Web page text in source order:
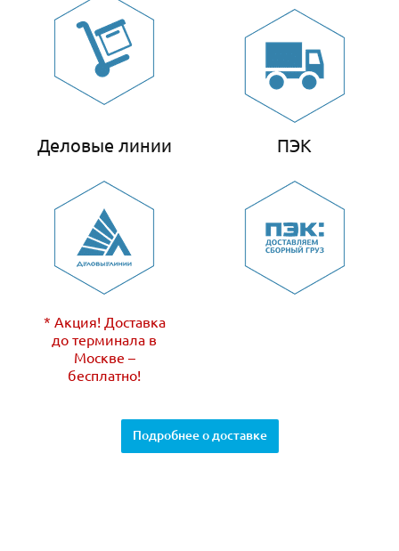
Деловые линии
* Акция! Доставка
до терминала в
Москве –
бесплатно!
ПЭК
Подробнее о доставке